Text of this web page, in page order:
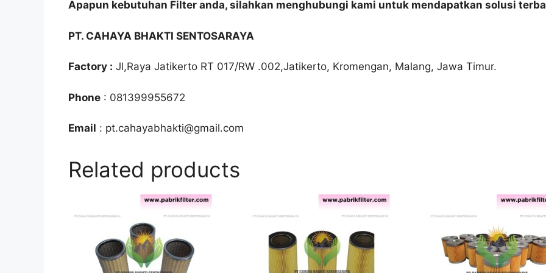
Apapun kebutuhan Filter anda, silahkan menghubungi kami untuk mendapatkan solusi
PT. CAHAYA BHAKTI SENTOSARAYA
Factory : Jl,Raya Jatikerto RT 017/RW .002,Jatikerto, Kromengan, Malang, Jawa Timur.
Phone : 081399955672
Email : pt.cahayabhakti@gmail.com
Related products